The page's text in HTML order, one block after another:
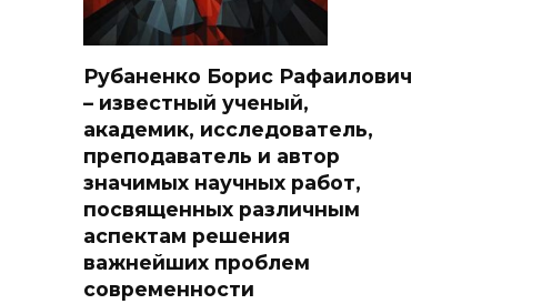
Рубаненко Борис Рафаилович
– известный ученый,
академик, исследователь,
преподаватель и автор
значимых научных работ,
посвященных различным
аспектам решения
важнейших проблем
современности